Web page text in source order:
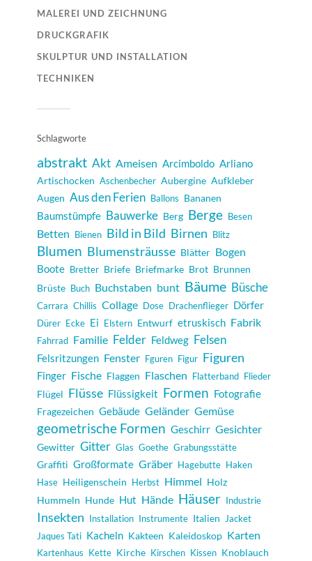
MALEREI UND ZEICHNUNG
DRUCKGRAFIK
SKULPTUR UND INSTALLATION
TECHNIKEN
Schlagworte
abstrakt Akt Ameisen Arcimboldo Arliano
Artischocken Aschenbecher Aubergine Aufkleber
Augen Aus den Ferien Ballons Bananen
Baumstümpfe Bauwerke Berg Berge Besen
Betten Bienen Bild in Bild Birnen Blitz
Blumen Blumensträusse Blätter Bogen
Boote Bretter Briefe Briefmarke Brot Brunnen
Brüste Buch Buchstaben bunt Bäume Büsche
Carrara Chillis Collage Dose Drachenflieger Dörfer
Dürer Ecke Ei Elstern Entwurf etruskisch Fabrik
Fahrrad Familie Felder Feldweg Felsen
Felsritzungen Fenster Fguren Figur Figuren
Finger Fische Flaggen Flaschen Flatterband Flieder
Flügel Flüsse Flüssigkeit Formen Fotografie
Fragezeichen Gebäude Geländer Gemüse
geometrische Formen Geschirr Gesichter
Gewitter Gitter Glas Goethe Grabungsstätte
Graffiti Großformate Gräber Hagebutte Haken
Hase Heiligenschein Herbst Himmel Holz
Hummeln Hunde Hut Hände Häuser Industrie
Insekten Installation Instrumente Italien Jacket
Jaques Tati Kacheln Kakteen Kaleidoskop Karten
Kartenhaus Kette Kirche Kirschen Kissen Knoblauch